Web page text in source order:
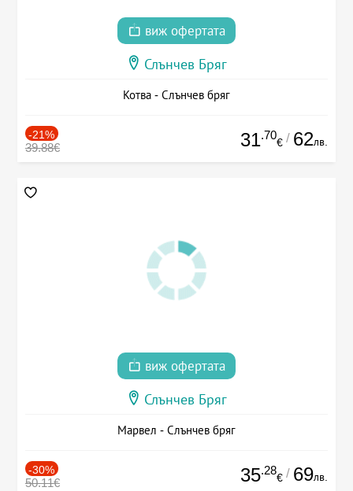
виж офертата
Слънчев Бряг
Котва - Слънчев бряг
-21%
39.88€ 31.70
€ / 62лв.
виж офертата
Слънчев Бряг
Марвел - Слънчев бряг
-30%
50.11€ 35.28
€ / 69лв.